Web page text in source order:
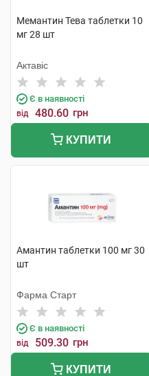
Мемантин Тева таблетки 10
мг 28 шт
Актавіс
Є в наявності
від 480.60 грн
КУПИТИ
Амантин таблетки 100 мг 30
шт
Фарма Старт
Є в наявності
від 509.30 грн
КУПИТИ